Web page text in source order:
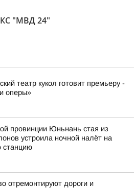
"МВД 24"
театр кукол готовит премьеру -
оперы»
провинции Юньнань стая из
устроила ночной налёт на
станцию
отремонтируют дороги и